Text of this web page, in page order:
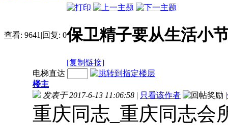
查看: 9641 |回复: 0保卫精子要从生活小
[复制链接]
电梯直达
楼主
发表于 2017-6-13 11:06:58 | 只看该作者 |
重庆同志_重庆同志会